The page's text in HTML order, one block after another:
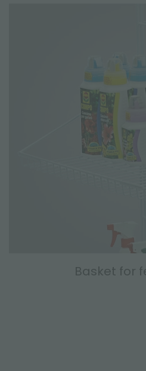
Basket for